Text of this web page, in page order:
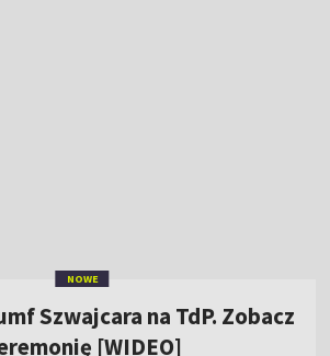
generalną!
Najlepszy Polak 5. etapu TdP: nie
dowiozłem, biorę to na siebie